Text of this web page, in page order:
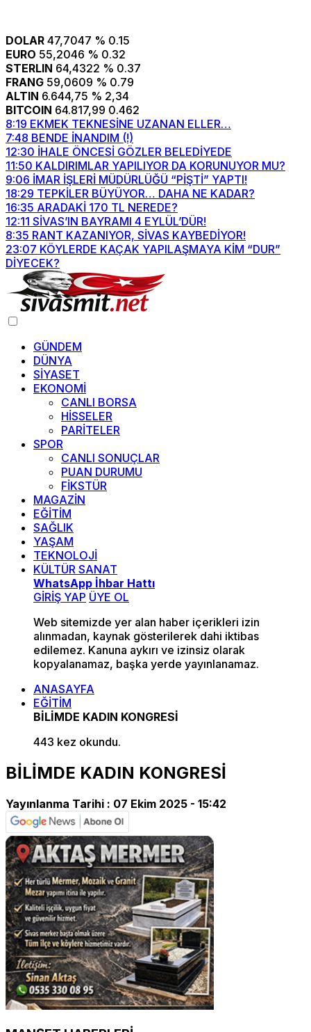
DOLAR 47,7047 % 0.15
EURO 55,2046 % 0.32
STERLIN 64,4322 % 0.37
FRANG 59,0609 % 0.79
ALTIN 6.644,75 % 2,34
BITCOIN 64.817,99 0.462
8:19 EKMEK TEKNESİNE UZANAN ELLER…
7:48 BENDE İNANDIM (!)
12:30 İHALE ÖNCESİ GÖZLER BELEDİYEDE
11:50 KALDIRIMLAR YAPILIYOR DA KORUNUYOR MU?
9:06 İMAR İŞLERİ MÜDÜRLÜĞÜ “PİŞTİ” YAPTI!
18:29 TEPKİLER BÜYÜYOR… DAHA NE KADAR?
16:35 ARADAKİ 170 TL NEREDE?
12:11 SİVAS’IN BAYRAMI 4 EYLÜL’DÜR!
8:35 RANT KAZANIYOR, SİVAS KAYBEDİYOR!
23:07 KÖYLERDE KAÇAK YAPILAŞMAYA KİM “DUR”
DİYECEK?
GÜNDEM
DÜNYA
SİYASET
EKONOMİ
CANLI BORSA
HİSSELER
PARİTELER
SPOR
CANLI SONUÇLAR
PUAN DURUMU
FİKSTÜR
MAGAZİN
EĞİTİM
SAĞLIK
YAŞAM
TEKNOLOJİ
KÜLTÜR SANAT
WhatsApp İhbar Hattı
GİRİŞ YAP ÜYE OL
Web sitemizde yer alan haber içerikleri izin
alınmadan, kaynak gösterilerek dahi iktibas
edilemez. Kanuna aykırı ve izinsiz olarak
kopyalanamaz, başka yerde yayınlanamaz.
ANASAYFA
EĞİTİM
BİLİMDE KADIN KONGRESİ
443 kez okundu.
BİLİMDE KADIN KONGRESİ
Yayınlanma Tarihi : 07 Ekim 2025 - 15:42